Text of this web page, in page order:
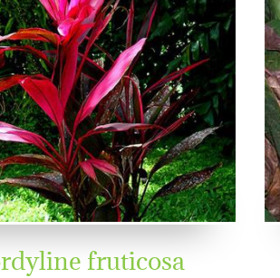
fruticosa